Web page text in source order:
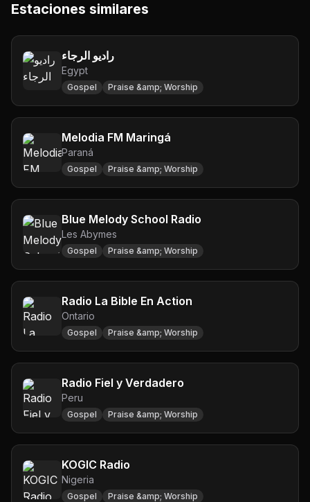
Estaciones similares
راديو الرجاء
Egypt
Gospel Praise &amp; Worship
Melodia FM Maringá
Paraná
Gospel Praise &amp; Worship
Blue Melody School Radio
Les Abymes
Gospel Praise &amp; Worship
Radio La Bible En Action
Ontario
Gospel Praise &amp; Worship
Radio Fiel y Verdadero
Peru
Gospel Praise &amp; Worship
KOGIC Radio
Nigeria
Gospel Praise &amp; Worship